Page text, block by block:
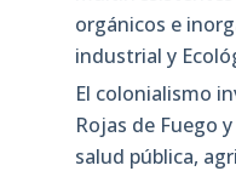
orgánicos e
industrial y
El colonialismo
Rojas de Fuego
salud pública,